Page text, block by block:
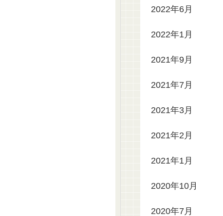
2022年6月
2022年1月
2021年9月
2021年7月
2021年3月
2021年2月
2021年1月
2020年10月
2020年7月